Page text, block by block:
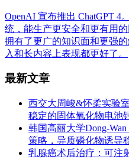
OpenAI 宣布推出 ChatGPT 4
统，能生产更安全和更有用
拥有了更广的知识面和更强
入和长内容上表现都更好了。
最新文章
西交大周峻&怀柔实验
稳定的固体氧化物电池
韩国高丽大学Dong-
策略，异质磷化物诱导
乳腺癌术后治疗：可注